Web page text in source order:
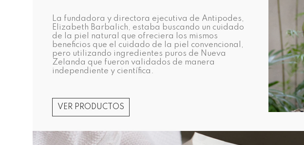
La fundadora y directora ejecutiva de Antipodes,
Elizabeth Barbalich, estaba buscando un cuidado
de la piel natural que ofreciera los mismos
beneficios que el cuidado de la piel convencional,
pero utilizando ingredientes puros de Nueva
Zelanda que fueron validados de manera
independiente y científica.
VER PRODUCTOS